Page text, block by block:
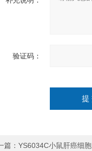
验证码：
篇： YS6034C小鼠肝癌细